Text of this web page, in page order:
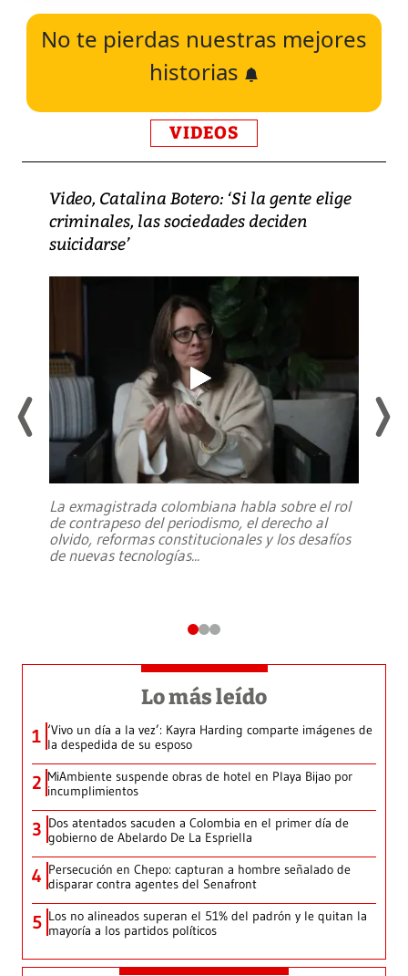
No te pierdas nuestras mejores
historias
VIDEOS
Video, Catalina Botero: ‘Si la gente elige
criminales, las sociedades deciden
suicidarse’
La exmagistrada colombiana habla sobre el rol
de contrapeso del periodismo, el derecho al
olvido, reformas constitucionales y los desafíos
de nuevas tecnologías...
Lo más leído
1 ‘Vivo un día a la vez’: Kayra Harding comparte imágenes de
la despedida de su esposo
2 MiAmbiente suspende obras de hotel en Playa Bijao por
incumplimientos
3 Dos atentados sacuden a Colombia en el primer día de
gobierno de Abelardo De La Espriella
4 Persecución en Chepo: capturan a hombre señalado de
disparar contra agentes del Senafront
5 Los no alineados superan el 51% del padrón y le quitan la
mayoría a los partidos políticos